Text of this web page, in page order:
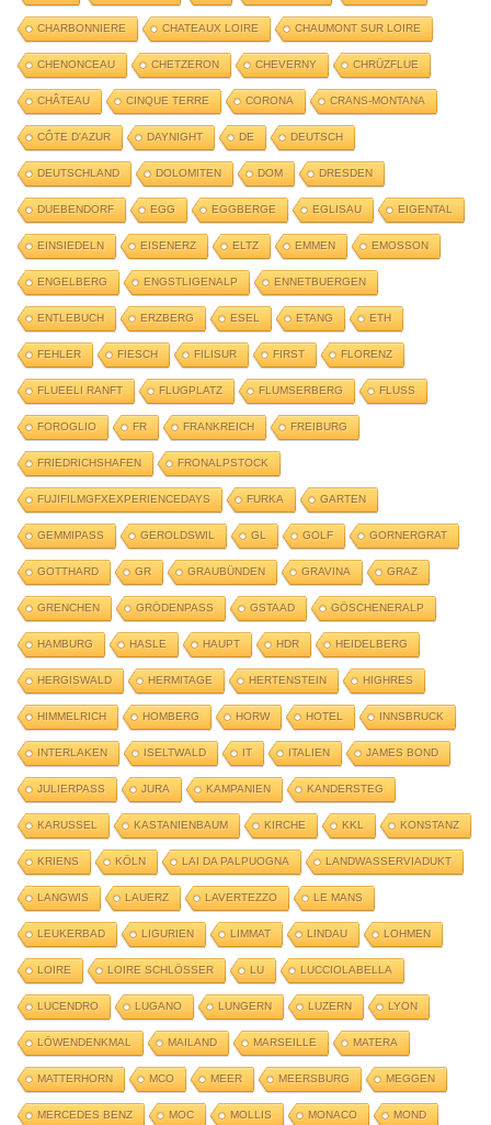
CHARBONNIERE CHATEAUX LOIRE CHAUMONT SUR LOIRE
CHENONCEAU CHETZERON CHEVERNY CHRÜZFLUE
CHÂTEAU CINQUE TERRE CORONA CRANS-MONTANA
CÔTE D'AZUR DAYNIGHT DE DEUTSCH
DEUTSCHLAND DOLOMITEN DOM DRESDEN
DUEBENDORF EGG EGGBERGE EGLISAU EIGENTAL
EINSIEDELN EISENERZ ELTZ EMMEN EMOSSON
ENGELBERG ENGSTLIGENALP ENNETBUERGEN
ENTLEBUCH ERZBERG ESEL ETANG ETH
FEHLER FIESCH FILISUR FIRST FLORENZ
FLUEELI RANFT FLUGPLATZ FLUMSERBERG FLUSS
FOROGLIO FR FRANKREICH FREIBURG
FRIEDRICHSHAFEN FRONALPSTOCK
FUJIFILMGFXEXPERIENCEDAYS FURKA GARTEN
GEMMIPASS GEROLDSWIL GL GOLF GORNERGRAT
GOTTHARD GR GRAUBÜNDEN GRAVINA GRAZ
GRENCHEN GRÖDENPASS GSTAAD GÖSCHENERALP
HAMBURG HASLE HAUPT HDR HEIDELBERG
HERGISWALD HERMITAGE HERTENSTEIN HIGHRES
HIMMELRICH HOMBERG HORW HOTEL INNSBRUCK
INTERLAKEN ISELTWALD IT ITALIEN JAMES BOND
JULIERPASS JURA KAMPANIEN KANDERSTEG
KARUSSEL KASTANIENBAUM KIRCHE KKL KONSTANZ
KRIENS KÖLN LAI DA PALPUOGNA LANDWASSERVIADUKT
LANGWIS LAUERZ LAVERTEZZO LE MANS
LEUKERBAD LIGURIEN LIMMAT LINDAU LOHMEN
LOIRE LOIRE SCHLÖSSER LU LUCCIOLABELLA
LUCENDRO LUGANO LUNGERN LUZERN LYON
LÖWENDENKMAL MAILAND MARSEILLE MATERA
MATTERHORN MCO MEER MEERSBURG MEGGEN
MERCEDES BENZ MOC MOLLIS MONACO MOND